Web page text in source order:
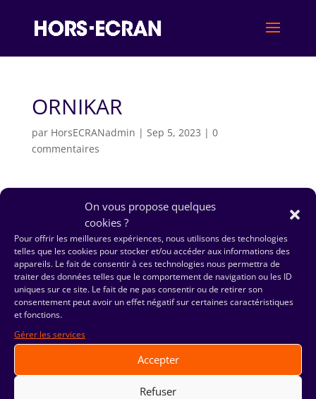
On vous propose quelques
cookies ?
Pour offrir les meilleures expériences, nous utilisons des technologies
telles que les cookies pour stocker et/ou accéder aux informations des
appareils. Le fait de consentir à ces technologies nous permettra de
traiter des données telles que le comportement de navigation ou les ID
uniques sur ce site. Le fait de ne pas consentir ou de retirer son
consentement peut avoir un effet négatif sur certaines caractéristiques
et fonctions.
Gérer les services
Accepter
Refuser
ORNIKAR
par HorsECRANadmin | Sep 5, 2023 | 0
commentaires